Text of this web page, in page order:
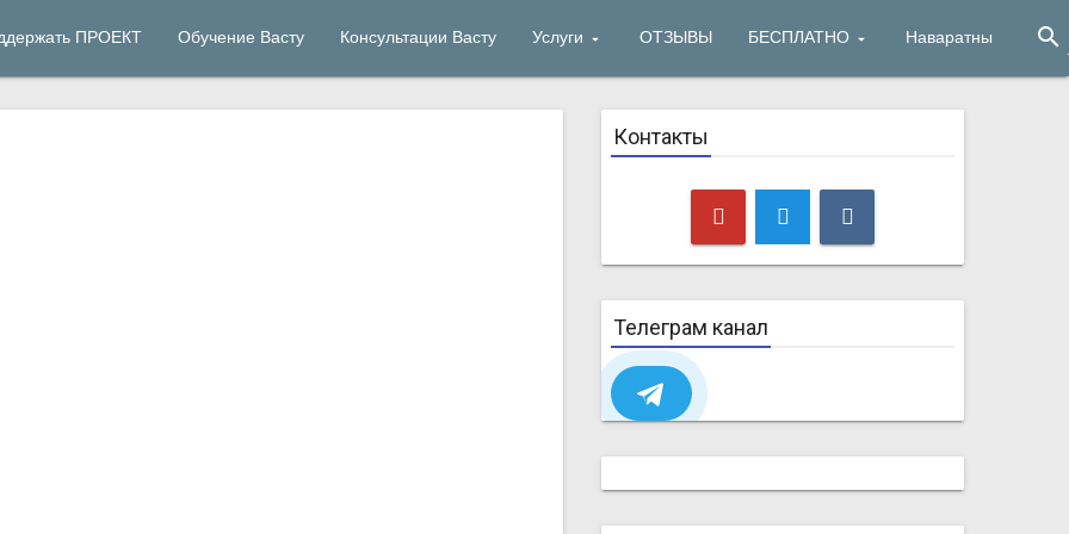
ПРОЕКТ Обучение Васту Консультации Васту Услуги ОТЗЫВЫ БЕСПЛАТНО Наваратны search
Контакты
Телеграм канал